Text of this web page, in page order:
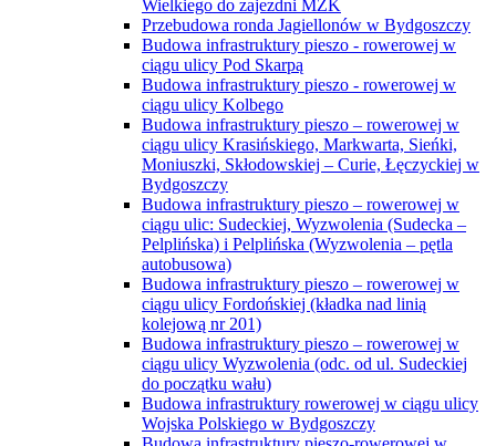
Wielkiego do zajezdni MZK
Przebudowa ronda Jagiellonów w Bydgoszczy
Budowa infrastruktury pieszo - rowerowej w
ciągu ulicy Pod Skarpą
Budowa infrastruktury pieszo - rowerowej w
ciągu ulicy Kolbego
Budowa infrastruktury pieszo – rowerowej w
ciągu ulicy Krasińskiego, Markwarta, Sieńki,
Moniuszki, Skłodowskiej – Curie, Łęczyckiej w
Bydgoszczy
Budowa infrastruktury pieszo – rowerowej w
ciągu ulic: Sudeckiej, Wyzwolenia (Sudecka –
Pelplińska) i Pelplińska (Wyzwolenia – pętla
autobusowa)
Budowa infrastruktury pieszo – rowerowej w
ciągu ulicy Fordońskiej (kładka nad linią
kolejową nr 201)
Budowa infrastruktury pieszo – rowerowej w
ciągu ulicy Wyzwolenia (odc. od ul. Sudeckiej
do początku wału)
Budowa infrastruktury rowerowej w ciągu ulicy
Wojska Polskiego w Bydgoszczy